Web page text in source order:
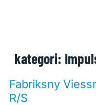
kategori:
Fabriksny
R/S